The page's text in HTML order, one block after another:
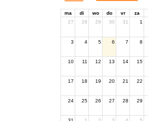
ma di wo do vr za
27
28 29 30 31 1
3 4 5 6 7 8
10 11 12 13 14 15
17 18 19 20 21 22
24 25 26 27 28 29